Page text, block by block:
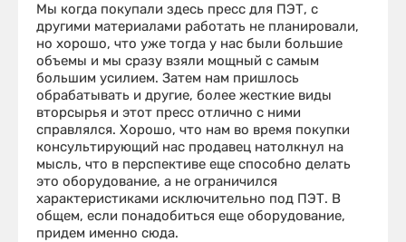
Мы когда покупали здесь пресс для ПЭТ, с
другими материалами работать не планировали,
но хорошо, что уже тогда у нас были большие
объемы и мы сразу взяли мощный с самым
большим усилием. Затем нам пришлось
обрабатывать и другие, более жесткие виды
вторсырья и этот пресс отлично с ними
справлялся. Хорошо, что нам во время покупки
консультирующий нас продавец натолкнул на
мысль, что в перспективе еще способно делать
это оборудование, а не ограничился
характеристиками исключительно под ПЭТ. В
общем, если понадобиться еще оборудование,
придем именно сюда.